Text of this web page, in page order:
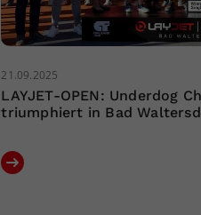
21.09.2025
LAYJET-OPEN: Underdog
triumphiert in Bad